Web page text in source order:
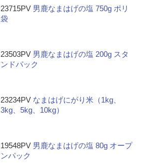
23715PV 男鹿なまはげの塩 750g ポリ
袋
23503PV 男鹿なまはげの塩 200g スタ
ンドパック
23234PV なまはげにがり米（1kg、
3kg、5kg、10kg）
19548PV 男鹿なまはげの塩 80g オープ
ンパック